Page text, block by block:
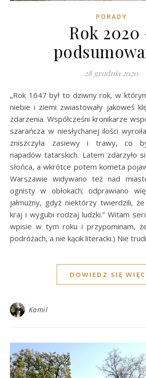
PORADY
Rok 2020
28 grudnia 2020
„Rok 1647 był to dziwny rok, w którym rozmaite znaki na
niebie i ziemi zwiastowały jakoweś
zdarzenia. Współcześni kronikarze
szarańcza w niesłychanej ilości
zniszczyła zasiewy i trawy, co
napadów tatarskich. Latem zdarzyło
słońca, a wkrótce potem kometa
Warszawie widywano też nad
ognisty w obłokach; odprawiano
jałmużny, gdyż niektórzy twierdzili,
kraj i wygubi rodzaj ludzki.” Witam
wpisie w tym roku i przypominam,
podróżach, a nie kącik literacki:) Nie
DOWIEDZ SIĘ
Kamil